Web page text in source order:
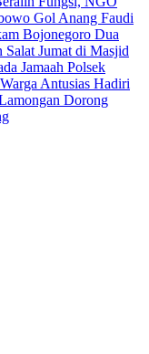
Gol Anang Faudi
Bojonegoro Dua
Jumat di Masjid
Jamaah Polsek
Antusias Hadiri
Dorong